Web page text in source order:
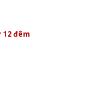
12 đêm